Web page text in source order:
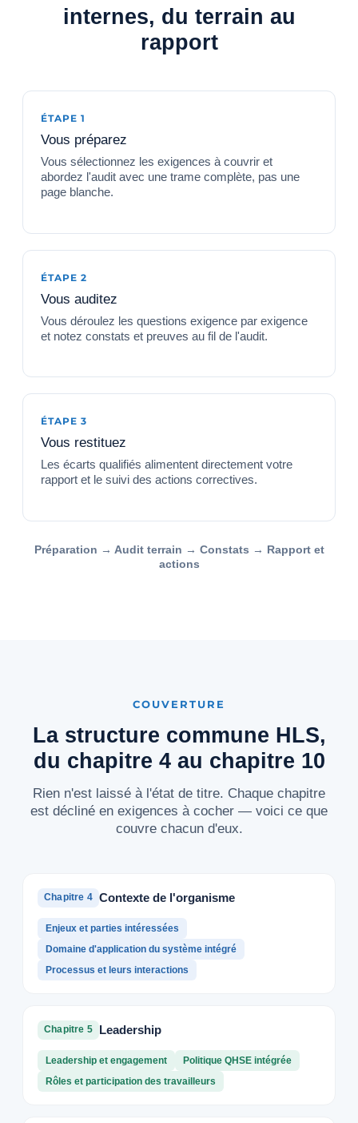
internes, du terrain au
rapport
ÉTAPE 1
Vous préparez
Vous sélectionnez les exigences à couvrir et
abordez l'audit avec une trame complète, pas une
page blanche.
ÉTAPE 2
Vous auditez
Vous déroulez les questions exigence par exigence
et notez constats et preuves au fil de l'audit.
ÉTAPE 3
Vous restituez
Les écarts qualifiés alimentent directement votre
rapport et le suivi des actions correctives.
Préparation → Audit terrain → Constats → Rapport et
actions
COUVERTURE
La structure commune HLS,
du chapitre 4 au chapitre 10
Rien n'est laissé à l'état de titre. Chaque chapitre
est décliné en exigences à cocher — voici ce que
couvre chacun d'eux.
Chapitre 4 Contexte de l'organisme
Enjeux et parties intéressées
Domaine d'application du système intégré
Processus et leurs interactions
Chapitre 5 Leadership
Leadership et engagement
Politique QHSE intégrée
Rôles et participation des travailleurs